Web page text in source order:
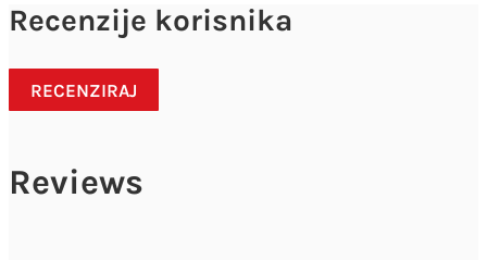
Recenzije korisnika
RECENZIRAJ
Reviews